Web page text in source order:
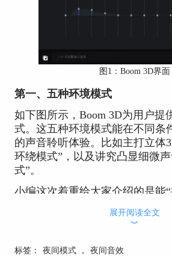
图1：Boom 3D界面
第一、五种环境模式
如下图所示，Boom 3D为用户提
式。这五种环境模式能在不同条
的声音聆听体验。比如主打立体
环绕模式”，以及讲究凸显细微
式”。
小编这次着重给大家介绍的是能
展开阅读全文
︾
标签： 夜间模式 ， 夜间音效